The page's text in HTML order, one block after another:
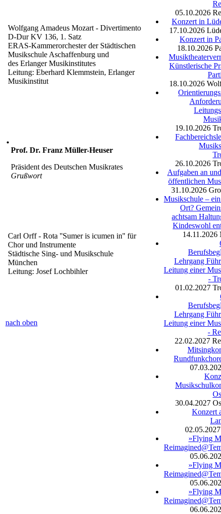
Wolfgang Amadeus Mozart - Divertimento
D-Dur KV 136, 1. Satz
ERAS-Kammerorchester der Städtischen
Musikschule Aschaffenburg und
des Erlanger Musikinstitutes
Leitung: Eberhard Klemmstein, Erlanger
Musikinstitut
•
Prof. Dr. Franz Müller-Heuser
Präsident des Deutschen Musikrates
Grußwort
Carl Orff - Rota ''Sumer is icumen in'' für
Chor und Instrumente
Städtische Sing- und Musikschule
München
Leitung: Josef Lochbihler
nach oben
05.10.2026
Konzert in
17.10.2026
Konzert in
18.10.2026
Künstlerische
18.10.2026
19.10.2026
26.10.2026
Aufgaben an
öffentlichen
31.10.2026
Musikschule –
Ort?
achtsam
Kindeswohl
14.11.2026
Lehrgang
Leitung einer
-
01.02.2027
Lehrgang
Leitung einer
-
22.02.2027
30.04.2027
Konzert
02.05.2027
»Flying
»Flying
»Flying